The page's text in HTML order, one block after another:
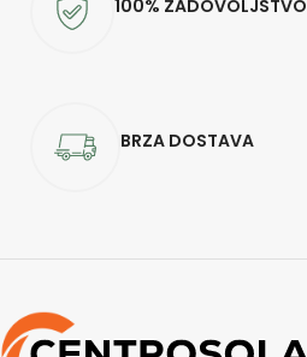
100% ZADOVOLJSTVO
BRZA DOSTAVA